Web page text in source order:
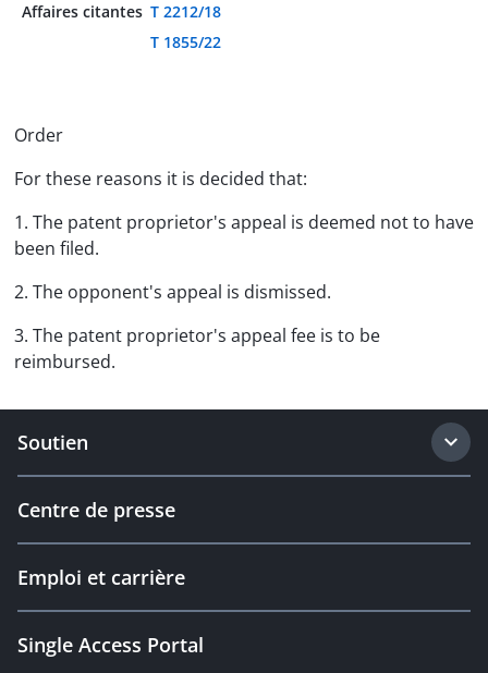
Affaires citantes T 2212/18
T 1855/22
Order
For these reasons it is decided that:
1. The patent proprietor's appeal is deemed not to have
been filed.
2. The opponent's appeal is dismissed.
3. The patent proprietor's appeal fee is to be
reimbursed.
Soutien
Centre de presse
Emploi et carrière
Single Access Portal